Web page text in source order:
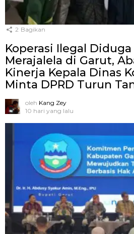
2 Bagikan
Koperasi Ilegal
Merajalela di Garut,
Kinerja Kepala Dinas
Minta DPRD Turun
oleh Kang Zey
10 hari yang lalu